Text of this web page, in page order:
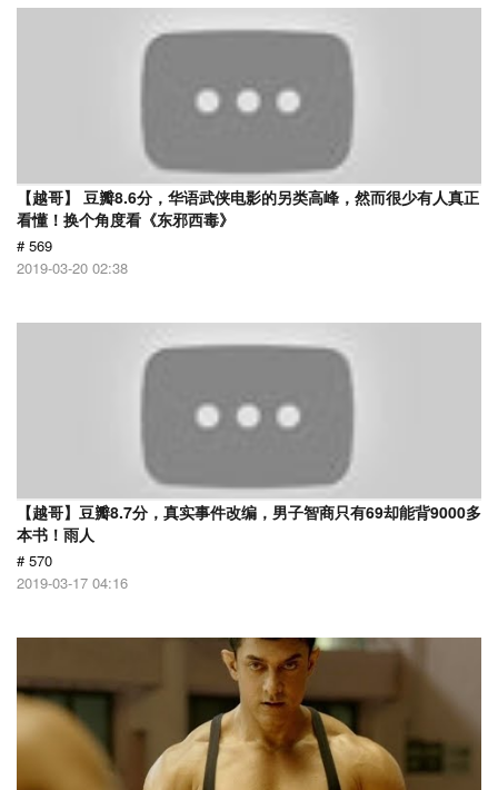
【越哥】 豆瓣8.6分，华语武侠电影的另类高峰，然而很少有人真正
看懂！换个角度看《东邪西毒》
# 569
2019-03-20 02:38
【越哥】豆瓣8.7分，真实事件改编，男子智商只有69却能背9000多
本书！雨人
# 570
2019-03-17 04:16